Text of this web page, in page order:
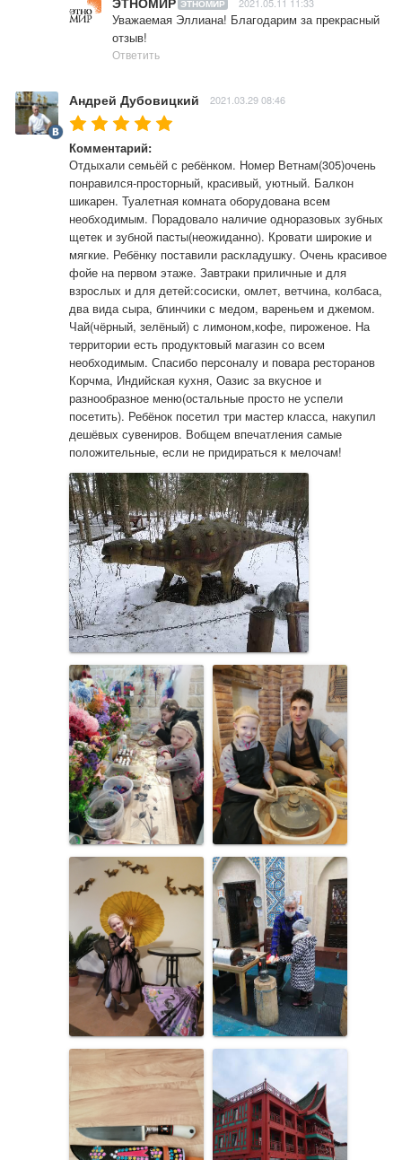
ЭТНОМИР
Уважаемая Эллиана! Благодарим за прекрасный
отзыв!
Ответить
Андрей Дубовицкий 2021.03.29 08:46
Комментарий:
Отдыхали семьёй с ребёнком. Номер Ветнам(305)очень
понравился-просторный, красивый, уютный. Балкон
шикарен. Туалетная комната оборудована всем
необходимым. Порадовало наличие одноразовых зубных
щетек и зубной пасты(неожиданно). Кровати широкие и
мягкие. Ребёнку поставили раскладушку. Очень красивое
фойе на первом этаже. Завтраки приличные и для
взрослых и для детей:сосиски, омлет, ветчина, колбаса,
два вида сыра, блинчики с медом, вареньем и джемом.
Чай(чёрный, зелёный) с лимоном,кофе, пироженое. На
территории есть продуктовый магазин со всем
необходимым. Спасибо персоналу и повара ресторанов
Корчма, Индийская кухня, Оазис за вкусное и
разнообразное меню(остальные просто не успели
посетить). Ребёнок посетил три мастер класса, накупил
дешёвых сувениров. Вобщем впечатления самые
положительные, если не придираться к мелочам!